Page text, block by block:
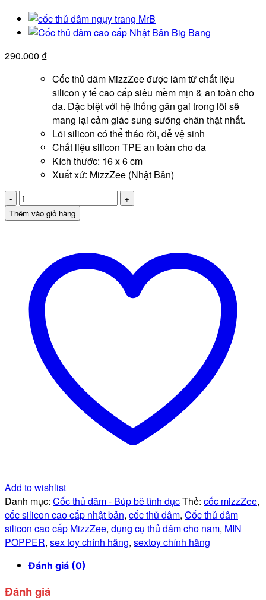
290.000 ₫
Cốc thủ dâm MizzZee được làm từ chất liệu
silicon y tế cao cấp siêu mềm mịn & an toàn cho
da. Đặc biệt với hệ thống gân gai trong lõi sẽ
mang lại cảm giác sung sướng chân thật nhất.
Lõi silicon có thể tháo rời, dễ vệ sinh
Chất liệu silicon TPE an toàn cho da
Kích thước: 16 x 6 cm
Xuất xứ: MizzZee (Nhật Bản)
Cốc
thủ
dâm
MizzZee
lượng
Thêm vào giỏ hàng
Add to wishlist
Danh mục: Cốc thủ dâm - Búp bê tình dụcThẻ: cốc mizzZee,
cốc silicon cao cấp nhật bản, cốc thủ dâm, Cốc thủ dâm
silicon cao cấp MizzZee, dụng cụ thủ dâm cho nam, MIN
POPPER, sex toy chính hãng, sextoy chính hãng
Đánh giá (0)
Đánh giá